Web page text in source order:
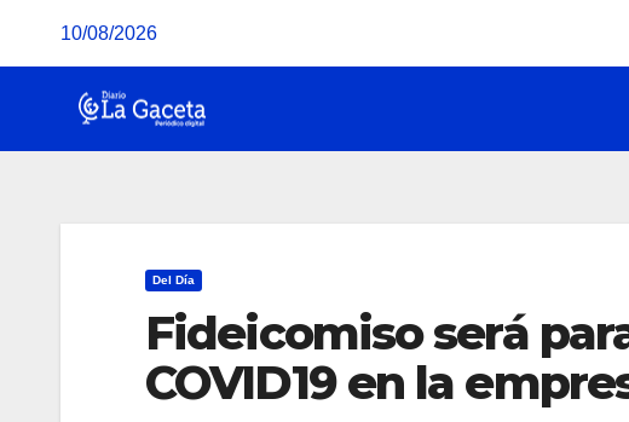
10/08/2026
Del Día
Fideicomiso será
COVID19 en la